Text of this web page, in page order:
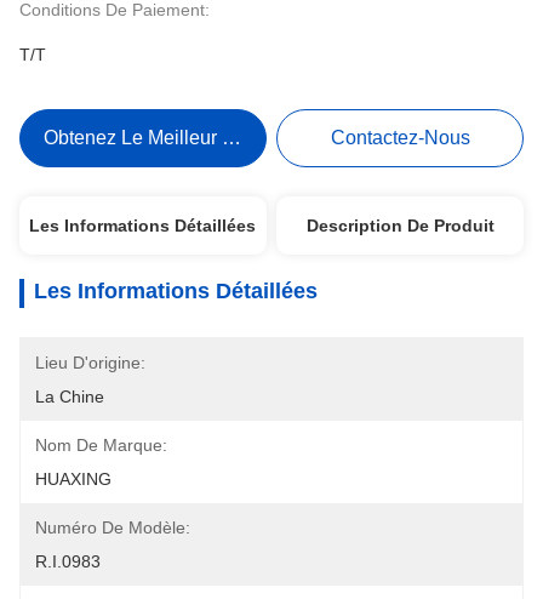
Conditions De Paiement:
T/T
Obtenez Le Meilleur Prix Contactez-Nous
Les Informations Détaillées Description De Produit
Les Informations Détaillées
Lieu D'origine:
La Chine
Nom De Marque:
HUAXING
Numéro De Modèle:
R.I.0983